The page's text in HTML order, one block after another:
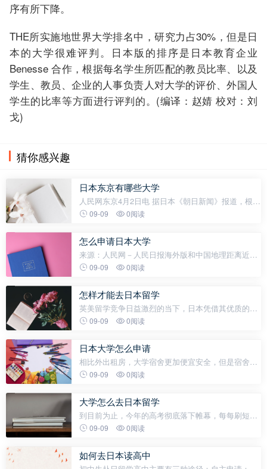
序有所下降。
THE所实施地世界大学排名中，研究力占30%，但是日
本的大学很难评判。日本版的排序是日本教育企业
Benesse 合作，根据每名学生所匹配的教员比率、以及
学生、教员、企业的人事负责人对大学的评价、外国人
学生的比率等方面进行评判的。(编译：赵婧 校对：刘
戈)
猜你感兴趣
日本东京有哪些大学
人民网东京4月2日电 据日本《朝日新闻》报道，根据
英国教育专业杂志《泰晤士高等教育》(THE)近日发
名中，位居第1的是京都大学，
09-09 0阅读
怎么申请日本大学
来源：人民网－人民日报海外版和中国地理距离近、
教学资源优质、奖学金种类丰富……这些优势使得日
机构JASSO数据显示，截至2021
09-09 0阅读
怎样才能去日本留学
英美留学竞争日益激烈的当下，日本凭借其优质的教
育资源、独特的文化魅力以及便利的地理位置，吸引
推出了“日本留学节”，该系列
09-09 0阅读
日本大学怎么申请
相比外出租房，大学宿舍更加便宜安全，但是宿舍数
量有限，无法保证申请结果。我们以早稻田大学为
分为大学直营宿舍（直营寮）和合作宿舍
09-09 0阅读
大学怎么去日本留学
到目前为止，今年的高考彻底落下帷幕，每每刷短视
频平台，里面的高考生好似人均985/211，动辄就是
叹，是我智商太低了，还是现在的小朋友都太
09-09 0阅读
如何去日本读高中